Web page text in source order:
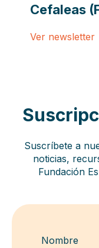
Cefaleas
Ver newsletter
Suscríbete a
noticias,
Fundación
Nombre